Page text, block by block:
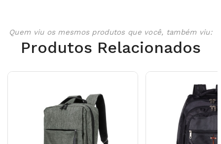
Quem viu os mesmos produtos que você, também viu:
Produtos Relacionados